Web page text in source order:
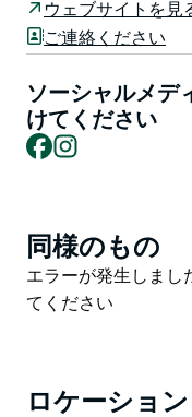
ここには幅広い芸術
が満足できるものが
キャンピングカー用
も、自宅やオフィス
も、ダイニングテー
探しているときでも
ウェブサイトを見
ご連絡ください
ソーシャルメデ
けてください
Facebook
Product
List
同様のもの
Product
List
エラーが発生しまし
てください
ロケーション